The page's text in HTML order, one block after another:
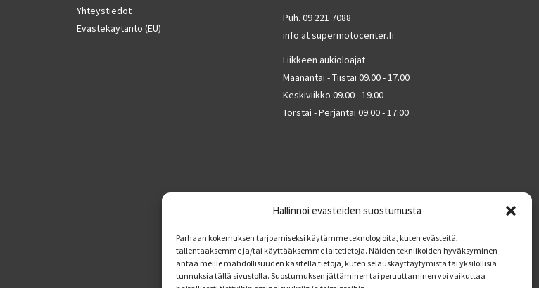
Hallinnoi evästeiden suostumusta
Parhaan kokemuksen tarjoamiseksi käytämme teknologioita, kuten evästeitä,
tallentaaksemme ja/tai käyttääksemme laitetietoja. Näiden tekniikoiden hyväksyminen
antaa meille mahdollisuuden käsitellä tietoja, kuten selauskäyttäytymistä tai yksilöllisiä
tunnuksia tällä sivustolla. Suostumuksen jättäminen tai peruuttaminen voi vaikuttaa
Yhteystiedot
Evästekäytäntö (EU)
Puh. 09 221 7088
info at supermotocenter.fi
Liikkeen aukioloajat
Maanantai - Tiistai 09.00 - 17.00
Keskiviikko 09.00 - 19.00
Torstai - Perjantai 09.00 - 17.00